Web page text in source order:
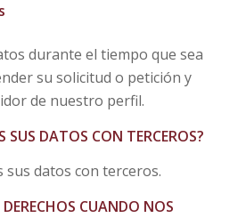
durante el tiempo que sea
su solicitud o petición y
de nuestro perfil.
SUS DATOS CON TERCEROS?
datos con terceros.
CUANDO NOS